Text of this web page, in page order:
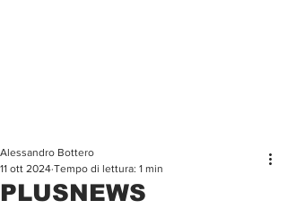
PLUSNEWS
Alessandro Bottero
11 ott 2024 Tempo di lettura: 1 min